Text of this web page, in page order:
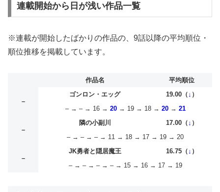
連載開始から日が浅い作品一覧
※連載が開始したばかりの作品の、9話以降の平均順位・
順位推移を掲載しています。
作品名 平均順位
–
ゴンロン・エッグ 19.00（ ↓ ）
– → – → 16 → 20→ 19 → 18 → 20→ 21
–
隣の小副川 17.00（ ↓ ）
– → – → – → 11 → 18 → 17 → 19 → 20
–
JK勇者と隠居魔王 16.75（ ↓ ）
– → – → – → – → 15 → 16 → 17 → 19